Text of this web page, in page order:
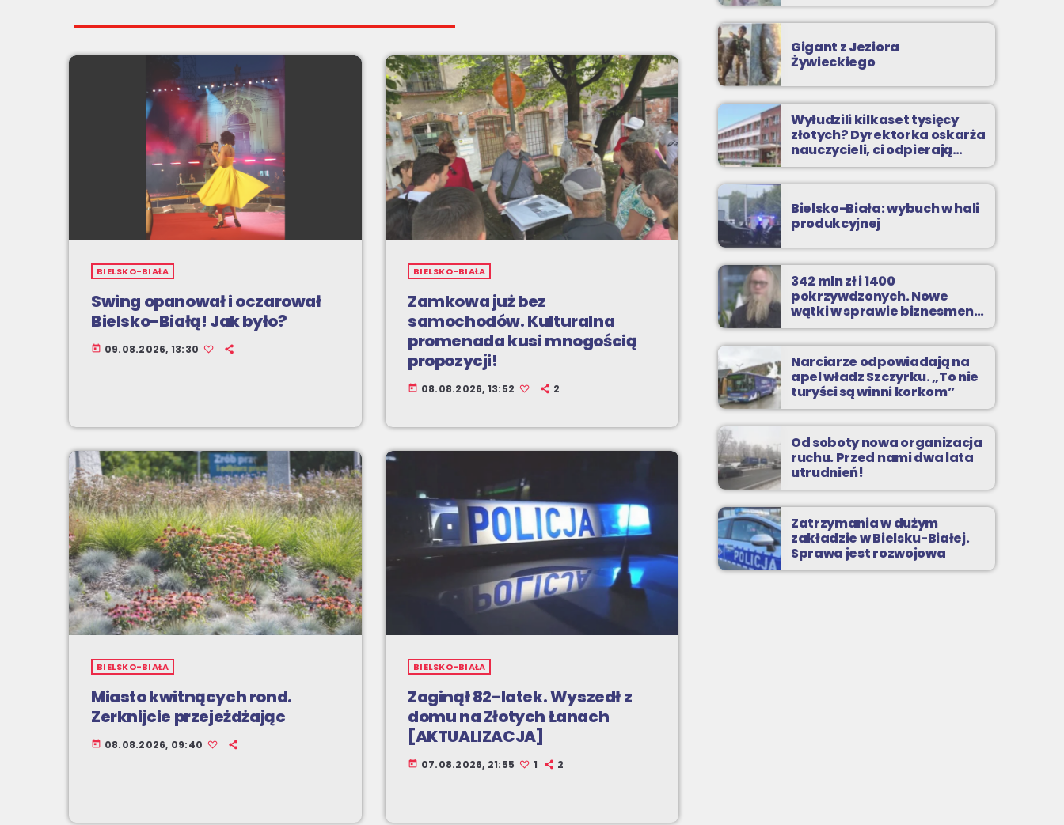
ZOBACZ TAKŻE
BIELSKO-BIAŁA
Swing opanował i oczarował
Bielsko-Białą! Jak było?
today 09.08.2026, 13:30
BIELSKO-BIAŁA
Zamkowa już bez
samochodów. Kulturalna
promenada kusi mnogością
propozycji!
today 08.08.2026, 13:52 2
BIELSKO-BIAŁA
Miasto kwitnących rond.
Zerknijcie przejeżdżając
today 08.08.2026, 09:40
BIELSKO-BIAŁA
Zaginął 82-latek. Wyszedł z
domu na Złotych Łanach
[AKTUALIZACJA]
today 07.08.2026, 21:55 1 2
Gigant z Jeziora
Żywieckiego
Wyłudzili kilkaset tysięcy
złotych? Dyrektorka oskarża
nauczycieli, ci odpierają
zarzuty
Bielsko-Biała: wybuch w hali
produkcyjnej
342 mln zł i 1400
pokrzywdzonych. Nowe
wątki w sprawie biznesmena
z Bielska-Białej
Narciarze odpowiadają na
apel władz Szczyrku. „To nie
turyści są winni korkom”
Od soboty nowa organizacja
ruchu. Przed nami dwa lata
utrudnień!
Zatrzymania w dużym
zakładzie w Bielsku-Białej.
Sprawa jest rozwojowa